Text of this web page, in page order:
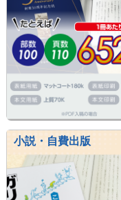
小説・自費出版